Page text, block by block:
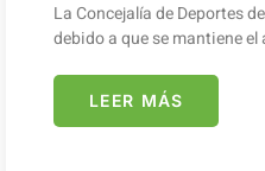
La Concejalía de Deportes
debido a que se mantiene
LEER MÁS